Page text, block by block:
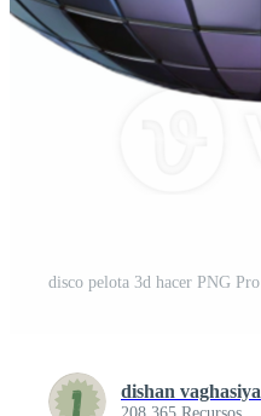
disco pelota 3d hacer PNG Pro
dishan vaghasiya